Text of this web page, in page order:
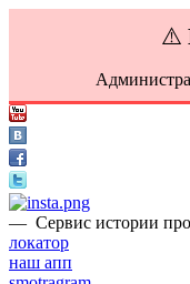
⚠️
— Сервис истории
локатор
наш апп